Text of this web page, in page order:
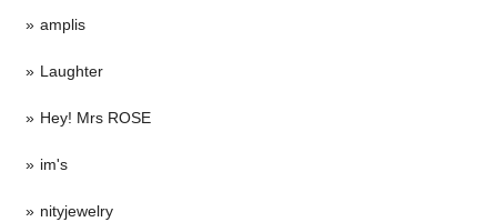
amplis
Laughter
Hey! Mrs ROSE
im's
nityjewelry